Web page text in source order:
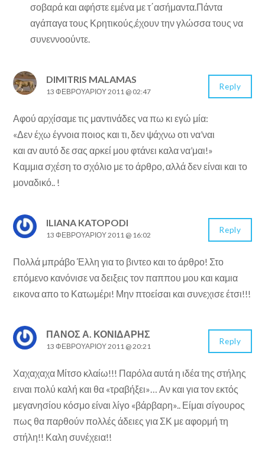
σοβαρά και αφήστε εμένα με τ΄ασήμαντα.Πάντα
αγάπαγα τους Κρητικούς,έχουν την γλώσσα τους να
συνεννοούντε.
DIMITRIS MALAMAS
13 ΦΕΒΡΟΥΑΡΊΟΥ 2011 @ 02:47
Αφού αρχίσαμε τις μαντινάδες να πω κι εγώ μία:
«Δεν έχω έγνοια ποιος και τι, δεν ψάχνω οτι να’ναι
και αν αυτό δε σας αρκεί μου φτάνει καλα να’μαι!»
Καμμια σχέση το σχόλιο με το άρθρο, αλλά δεν είναι και το
μοναδικό.. !
Reply
ILIANA KATOPODI
13 ΦΕΒΡΟΥΑΡΊΟΥ 2011 @ 16:02
Πολλά μπράβο Έλλη για το βιντεο και το άρθρο! Στο
επόμενο κανόνισε να δειξεις τον παππου μου και καμια
εικονα απο το Κατωμέρι! Μην πτοείσαι και συνεχισε έτσι!!!
Reply
ΠΑΝΟΣ Α. ΚΟΝΙΔΆΡΗΣ
13 ΦΕΒΡΟΥΑΡΊΟΥ 2011 @ 20:21
Χαχαχαχα Μίτσο κλαίω!!! Παρόλα αυτά η ιδέα της στήλης
ειναι πολύ καλή και θα «τραβήξει»… Αν και για τον εκτός
μεγανησίου κόσμο είναι λίγο «βάρβαρη».. Είμαι σίγουρος
πως θα παρθούν πολλές άδειες για ΣΚ με αφορμή τη
στήλη!! Καλη συνέχεια!!
Reply